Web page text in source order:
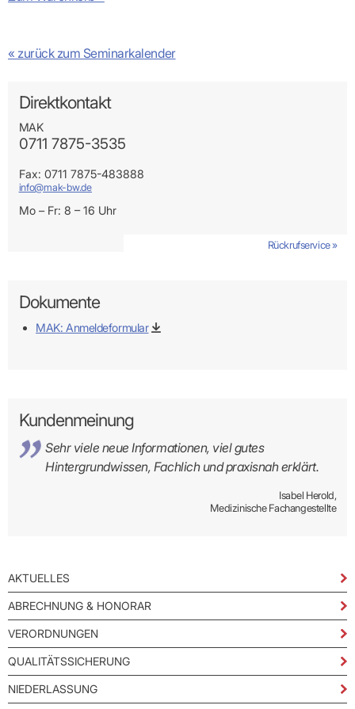
AKTUELLES
ABRECHNUNG & HONORAR
VERORDNUNGEN
QUALITÄTSSICHERUNG
NIEDERLASSUNG
« zurück zum Seminarkalender
Direktkontakt
MAK
0711 7875-3535
Fax: 0711 7875-483888
info@mak-bw.de
Mo – Fr: 8 – 16 Uhr
Rückrufservice »
Dokumente
MAK: Anmeldeformular
Kundenmeinung
Sehr viele neue Informationen, viel gutes
Hintergrundwissen, Fachlich und praxisnah erklärt.
Isabel Herold,
Medizinische Fachangestellte